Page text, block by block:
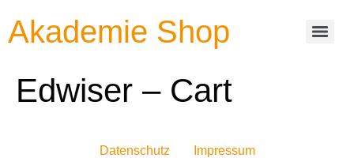
Akademie Shop
Edwiser – Cart
Datenschutz
Impressum